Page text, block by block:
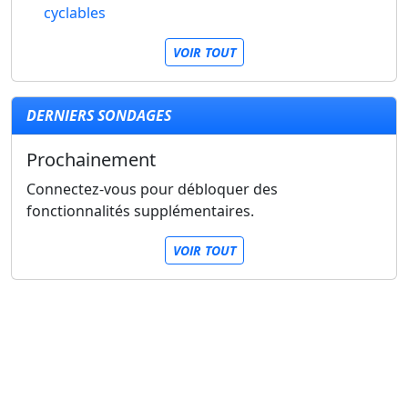
cyclables
VOIR TOUT
DERNIERS SONDAGES
Prochainement
Connectez-vous pour débloquer des
fonctionnalités supplémentaires.
VOIR TOUT